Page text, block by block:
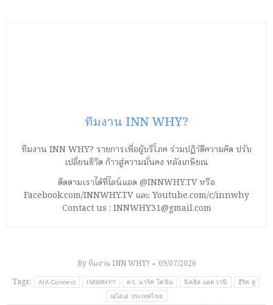
ทีมงาน INN WHY?
ทีมงาน INN WHY? รายการเพื่อผู้บริโภค ร่วมปฏิวัติความคิด ปรับ
เปลี่ยนชีวิต ก้าวสู่ความมั่นคง หลังเกษียณ
ติดตามเราได้ที่ไลน์แอด @INNWHY.TV หรือ
Facebook.com/INNWHY.TV และ Youtube.com/c/innwhy
Contact us : INNWHY31@gmail.com
Byทีมงาน INN WHY?
09/07/2026
Tags:
AIA Connect INNWHY? ดร. มาร์ค โคนิน นิคฮิล แอดวานี อีริค ลู
เอไอเอ ประเทศไทย